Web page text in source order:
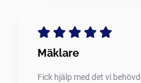
Mäklare
Fick hjälp med det vi